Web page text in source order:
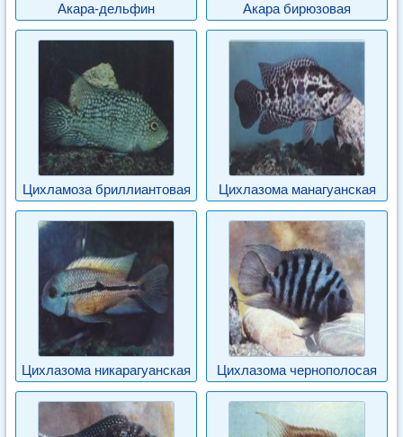
Акара-дельфин Акара бирюзовая
Цихламоза бриллиантовая Цихлазома манагуанская
Цихлазома никарагуанская Цихлазома чернополосая